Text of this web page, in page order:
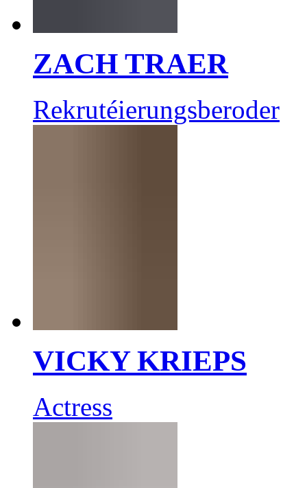
ZACH TRAER
Rekrutéierungsberoder
VICKY KRIEPS
Actress